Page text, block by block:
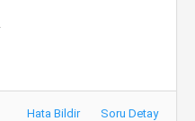
Hata Bildir Soru Detay